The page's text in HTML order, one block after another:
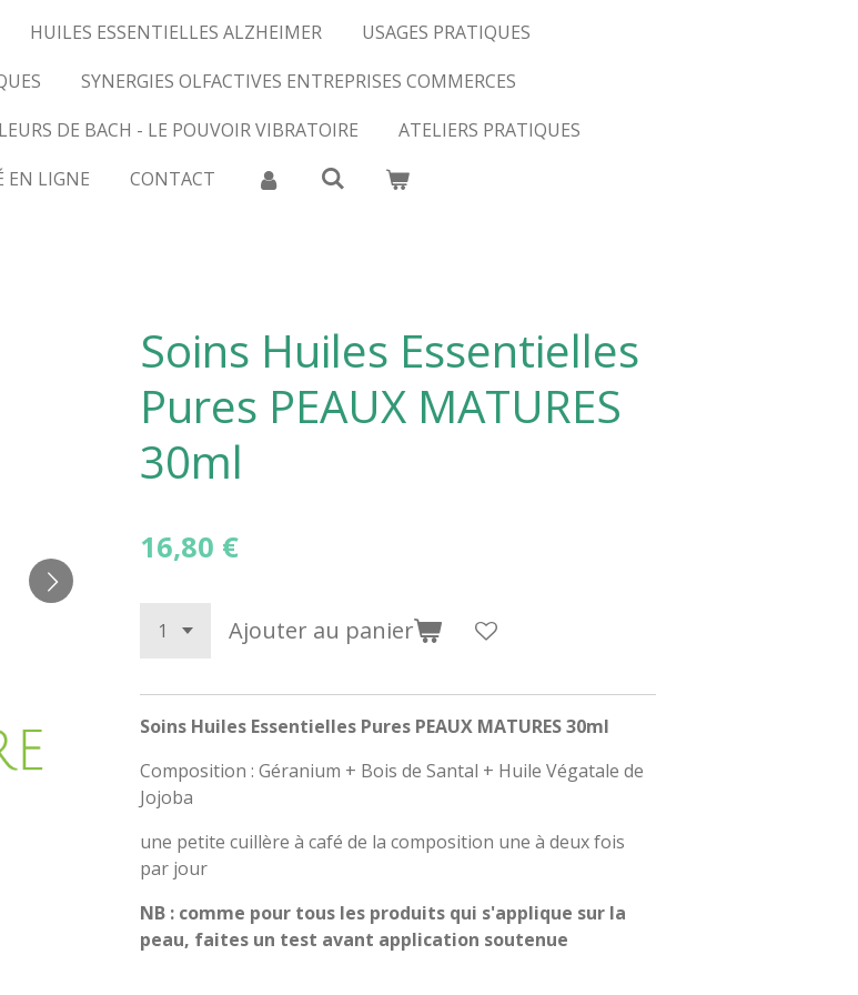
HUILES ESSENTIELLES ALZHEIMER
USAGES PRATIQUES
SYNERGIES OLFACTIVES ENTREPRISES COMMERCES
DE BACH - LE POUVOIR VIBRATOIRE
ATELIERS PRATIQUES
EN LIGNE
CONTACT
Soins Huiles Essentielles
Pures PEAUX MATURES
30ml
16,80 €
Ajouter au panier
Soins Huiles Essentielles Pures PEAUX MATURES 30ml
Composition : Géranium + Bois de Santal + Huile Végatale de
Jojoba
une petite cuillère à café de la composition une à deux fois
par jour
NB : comme pour tous les produits qui s'applique sur la
peau, faites un test avant application soutenue